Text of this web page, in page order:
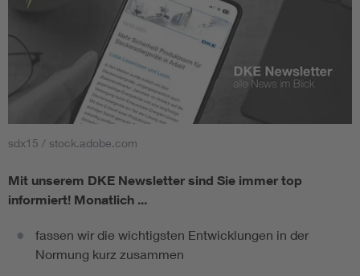
sdx15 / stock.adobe.com
Mit unserem DKE Newsletter sind Sie immer top
informiert! Monatlich ...
fassen wir die wichtigsten Entwicklungen in der
Normung kurz zusammen